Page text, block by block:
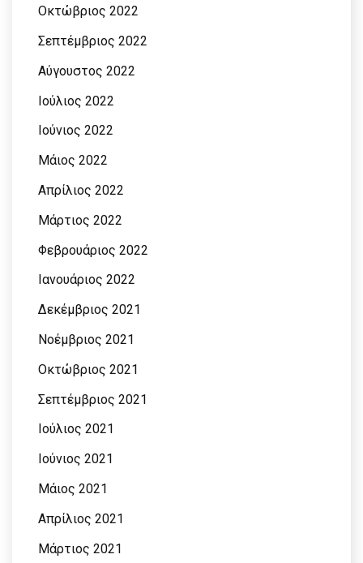
Οκτώβριος 2022
Σεπτέμβριος 2022
Αύγουστος 2022
Ιούλιος 2022
Ιούνιος 2022
Μάιος 2022
Απρίλιος 2022
Μάρτιος 2022
Φεβρουάριος 2022
Ιανουάριος 2022
Δεκέμβριος 2021
Νοέμβριος 2021
Οκτώβριος 2021
Σεπτέμβριος 2021
Ιούλιος 2021
Ιούνιος 2021
Μάιος 2021
Απρίλιος 2021
Μάρτιος 2021